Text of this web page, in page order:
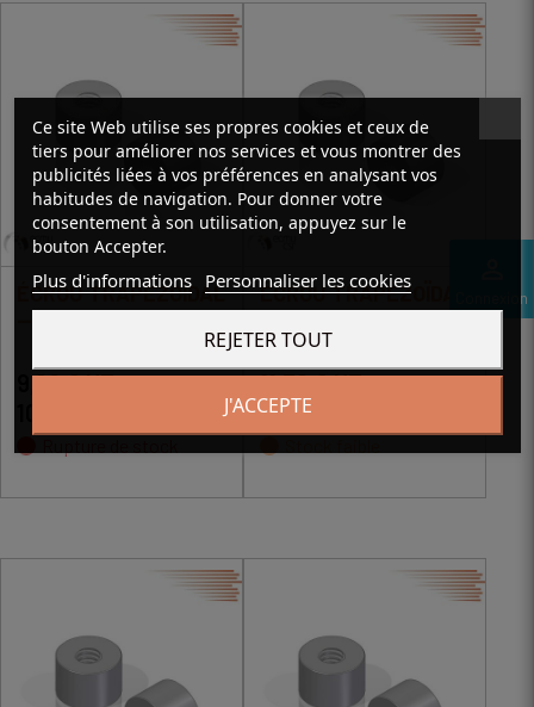
Connexion
ÉCROU TRAPÉZOÏDAL
9,09 € HT
ÉCROU TRAPÉZOÏDAL
11,72 € HT
14,07 € TTC
Ce site Web utilise ses propres cookies et ceux de
tiers pour améliorer nos services et vous montrer des
publicités liées à vos préférences en analysant vos
habitudes de navigation. Pour donner votre
consentement à son utilisation, appuyez sur le
bouton Accepter.
Plus d'informations Personnaliser les cookies
REJETER TOUT
J'ACCEPTE